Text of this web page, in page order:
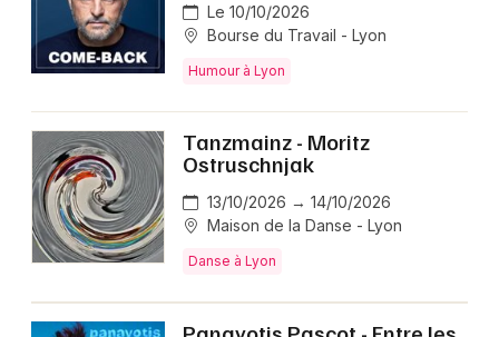
Le 10/10/2026
Bourse du Travail - Lyon
Humour à Lyon
Tanzmainz - Moritz
Ostruschnjak
13/10/2026 → 14/10/2026
Maison de la Danse - Lyon
Danse à Lyon